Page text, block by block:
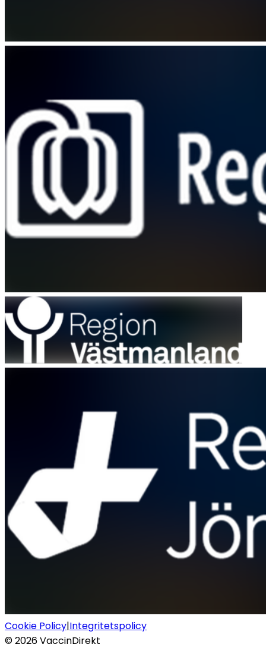
Cookie Policy|Integritetspolicy
©2026VaccinDirekt